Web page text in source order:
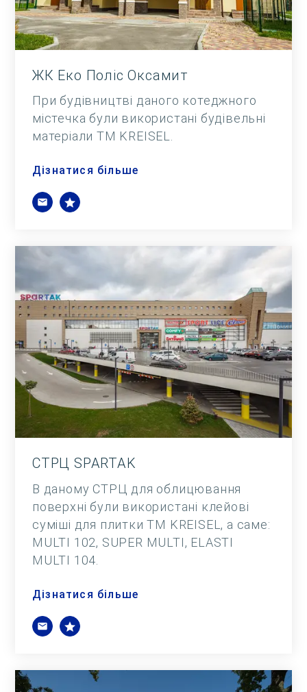
ЖК Еко Поліс Оксамит
При будівництві даного котеджного
містечка були використані будівельні
матеріали ТМ KREISEL.
Дізнатися більше
СТРЦ SPARTAK
В даному СТРЦ для облицювання
поверхні були використані клейові
суміші для плитки ТМ KREISEL, а саме:
MULTI 102, SUPER MULTI, ELASTI
MULTI 104.
Дізнатися більше